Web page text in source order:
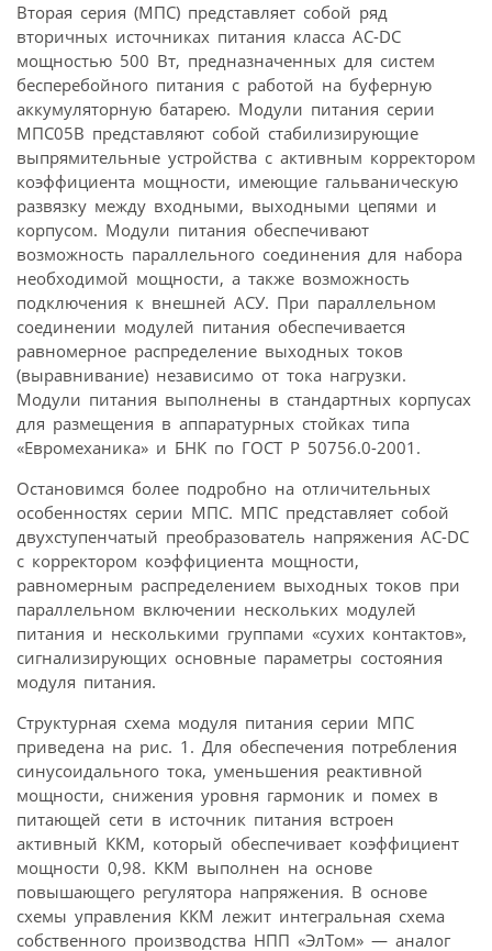
Вторая серия (МПС) представляет собой ряд
вторичных источниках питания класса AC-DC
мощностью 500 Вт, предназначенных для систем
бесперебойного питания с работой на буферную
аккумуляторную батарею. Модули питания серии
МПС05В представляют собой стабилизирующие
выпрямительные устройства с активным корректором
коэффициента мощности, имеющие гальваническую
развязку между входными, выходными цепями и
корпусом. Модули питания обеспечивают
возможность параллельного соединения для набора
необходимой мощности, а также возможность
подключения к внешней АСУ. При параллельном
соединении модулей питания обеспечивается
равномерное распределение выходных токов
(выравнивание) независимо от тока нагрузки.
Модули питания выполнены в стандартных корпусах
для размещения в аппаратурных стойках типа
«Евромеханика» и БНК по ГОСТ Р 50756.0-2001.
Остановимся более подробно на отличительных
особенностях серии МПС. МПС представляет собой
двухступенчатый преобразователь напряжения AC-DC
с корректором коэффициента мощности,
равномерным распределением выходных токов при
параллельном включении нескольких модулей
питания и несколькими группами «сухих контактов»,
сигнализирующих основные параметры состояния
модуля питания.
Структурная схема модуля питания серии МПС
приведена на рис. 1. Для обеспечения потребления
синусоидального тока, уменьшения реактивной
мощности, снижения уровня гармоник и помех в
питающей сети в источник питания встроен
активный ККМ, который обеспечивает коэффициент
мощности 0,98. ККМ выполнен на основе
повышающего регулятора напряжения. В основе
схемы управления ККМ лежит интегральная схема
собственного производства НПП «ЭлТом» — аналог